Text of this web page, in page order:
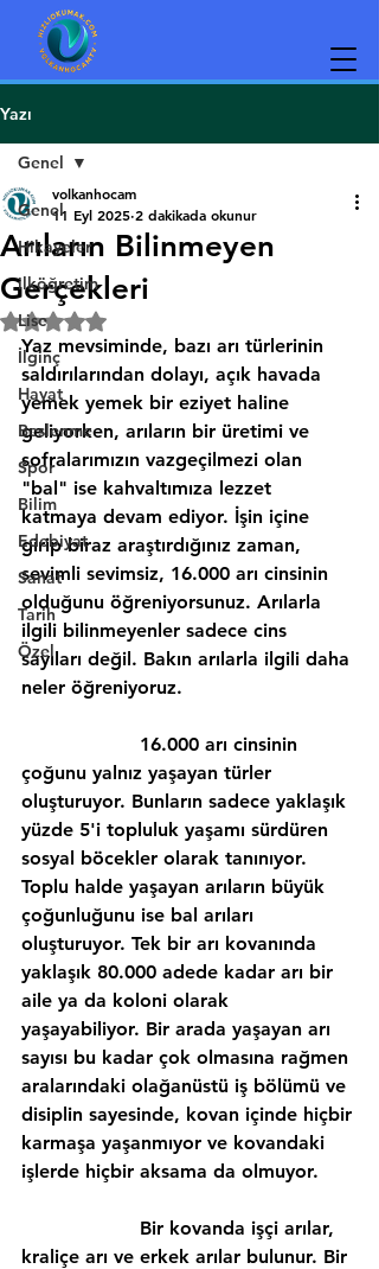
Yazı
Genel
Hikayeler
ilköğretim
Lise
İlginç
Hayat
Beslenme
Spor
Bilim
Edebiyat
Sanat
Tarih
Özel
Genel
Arıların Bilinmeyen
Gerçekleri
volkanhocam
11 Eyl 2025 2 dakikada okunur
5 üzerinden NaN yıldız
Yaz mevsiminde, bazı arı türlerinin
saldırılarından dolayı, açık havada
yemek yemek bir eziyet haline
geliyorken, arıların bir üretimi ve
sofralarımızın vazgeçilmezi olan
"bal" ise kahvaltımıza lezzet
katmaya devam ediyor. İşin içine
girip biraz araştırdığınız zaman,
sevimli sevimsiz, 16.000 arı cinsinin
olduğunu öğreniyorsunuz. Arılarla
ilgili bilinmeyenler sadece cins
sayıları değil. Bakın arılarla ilgili daha
neler öğreniyoruz.
çoğunu yalnız yaşayan türler
oluşturuyor. Bunların sadece yaklaşık
yüzde 5'i topluluk yaşamı sürdüren
sosyal böcekler olarak tanınıyor.
Toplu halde yaşayan arıların büyük
çoğunluğunu ise bal arıları
oluşturuyor. Tek bir arı kovanında
yaklaşık 80.000 adede kadar arı bir
aile ya da koloni olarak
yaşayabiliyor. Bir arada yaşayan arı
sayısı bu kadar çok olmasına rağmen
aralarındaki olağanüstü iş bölümü ve
disiplin sayesinde, kovan içinde hiçbir
karmaşa yaşanmıyor ve kovandaki
işlerde hiçbir aksama da olmuyor.
kraliçe arı ve erkek arılar bulunur. Bir